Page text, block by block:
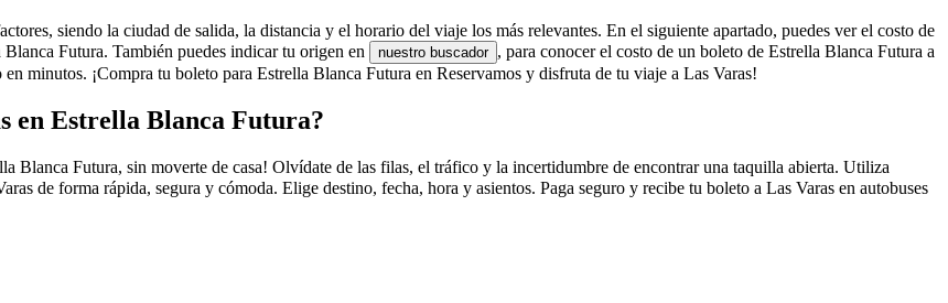
siendo la ciudad de salida, la distancia y el horario del viaje los más relevantes. En el siguiente apartado, puedes ver el costo de
Futura. También puedes indicar tu origen en
nuestro buscador , para conocer el costo de un boleto de Estrella Blanca Futura a
minutos. ¡Compra tu boleto para Estrella Blanca Futura en Reservamos y disfruta de tu viaje a Las Varas!
en Estrella Blanca Futura?
Blanca Futura, sin moverte de casa! Olvídate de las filas, el tráfico y la incertidumbre de encontrar una taquilla abierta. Utiliza
de forma rápida, segura y cómoda. Elige destino, fecha, hora y asientos. Paga seguro y recibe tu boleto a Las Varas en autobuses